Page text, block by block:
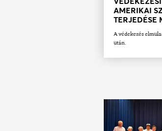
AMERIKAI
TERJEDÉSE
A védekezés
után.